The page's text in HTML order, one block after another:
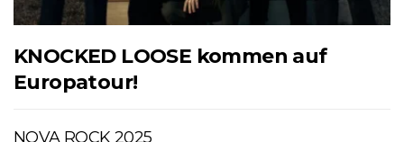
KNOCKED LOOSE kommen auf
Europatour!
NOVA ROCK 2025